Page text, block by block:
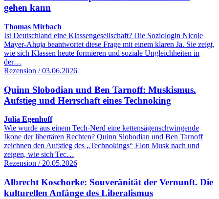
gehen kann
Thomas Mirbach
Ist Deutschland eine Klassengesellschaft? Die Soziologin Nicole
Mayer-Ahuja beantwortet diese Frage mit einem klaren Ja. Sie zeigt,
wie sich Klassen heute formieren und soziale Ungleichheiten in
der…
Rezension / 03.06.2026
Quinn Slobodian und Ben Tarnoff: Muskismus.
Aufstieg und Herrschaft eines Technoking
Julia Egenhoff
Wie wurde aus einem Tech-Nerd eine kettensägenschwingende
Ikone der libertären Rechten? Quinn Slobodian und Ben Tarnoff
zeichnen den Aufstieg des „Technokings“ Elon Musk nach und
zeigen, wie sich Tec…
Rezension / 20.05.2026
Albrecht Koschorke: Souveränität der Vernunft. Die
kulturellen Anfänge des Liberalismus